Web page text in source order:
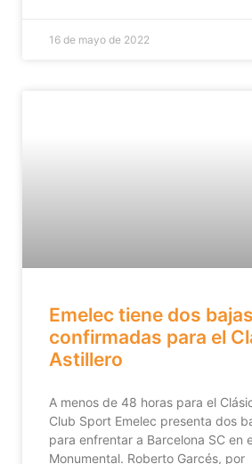
16 de mayo de 2022
Emelec tiene dos bajas
confirmadas para el
Astillero
A menos de 48 horas para el
Club Sport Emelec presenta dos
para enfrentar a Barcelona SC en
Monumental. Roberto Garcés, por